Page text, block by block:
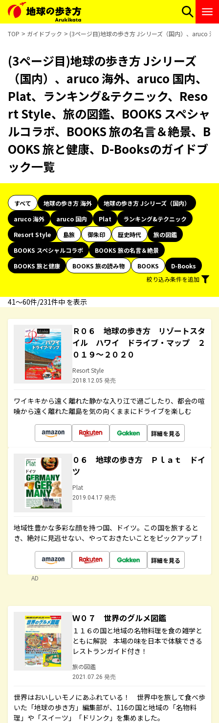
TOP ガイドブック (3ページ目)地球の歩き方 Jシリーズ（国内）、aruco
(3ページ目)地球の歩き方 Jシリーズ
（国内）、aruco 海外、aruco 国内、
Plat、ランキング&テクニック、Reso
rt Style、旅の図鑑、BOOKS スペシャ
ルコラボ、BOOKS 旅の名言＆絶景、B
OOKS 旅と健康、D-Booksのガイドブ
ック一覧
すべて 地球の歩き方 海外
地球の歩き方 Jシリーズ（国内）
aruco 海外
aruco 国内 Plat
ランキング&テクニック
Resort Style
島旅 御朱印 歴史時代
旅の図鑑
BOOKS スペシャルコラボ
BOOKS 旅の名言＆絶景
BOOKS 旅と健康
BOOKS 旅の読み物 BOOKS
D-Books
絞り込み条件を追加
41〜60件/231件中 を表示
Ｒ０６ 地球の歩き方 リゾートスタ
イル ハワイ ドライブ・マップ ２
０１９～２０２０
Resort Style
2018.12.05 発売
ワイキキから遠く離れた静かな入り江で過ごしたり、都会の喧
噪から遠く離れた離島を気の向くままにドライブを楽しむ
詳細を見る
０６ 地球の歩き方 Ｐｌａｔ ドイ
ツ
Plat
2019.04.17 発売
地域性豊かな多彩な顔を持つ国、ドイツ。この国を旅すると
き、絶対に見逃せない、やっておきたいことをピックアップ！
詳細を見る
AD
Ｗ０７ 世界のグルメ図鑑
１１６の国と地域の名物料理を食の雑学と
ともに解説 本場の味を日本で体験できる
レストランガイド付き！
旅の図鑑
2021.07.26 発売
世界はおいしいモノにあふれている！ 世界中を旅して食べ歩
いた「地球の歩き方」編集部が、116の国と地域の「名物料
理」や「スイーツ」「ドリンク」を集めました。